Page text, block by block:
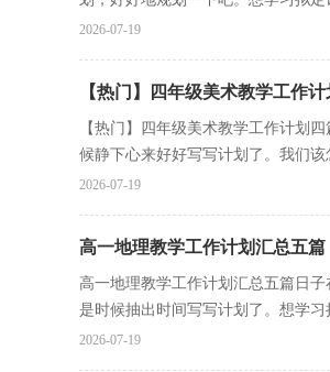
2026-07-19
【热门】四年级美术教学工作
【热门】四年级美术教学工作计划
候静下心来好好写写计划了。我们
2026-07-19
高一地理教学工作计划汇总五篇
高一地理教学工作计划汇总五篇日
是时候抽出时间写写计划了。想学
2026-07-19